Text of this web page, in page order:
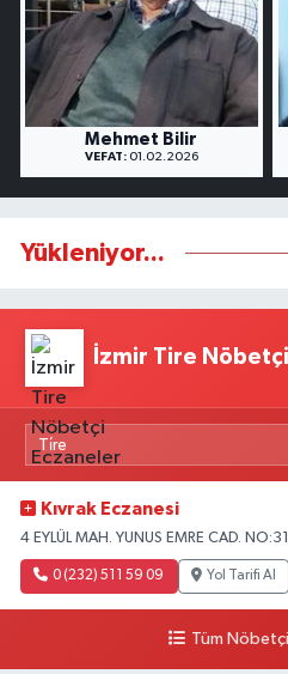
Mehmet Bilir
VEFAT:01.02.2026
Yükleniyor...
İzmir Tire
Kıvrak Eczanesi
4 EYLÜL MAH. YUNUS EMRE CAD.
0 (232) 511 59 09 Yol Tarifi Al
Tüm